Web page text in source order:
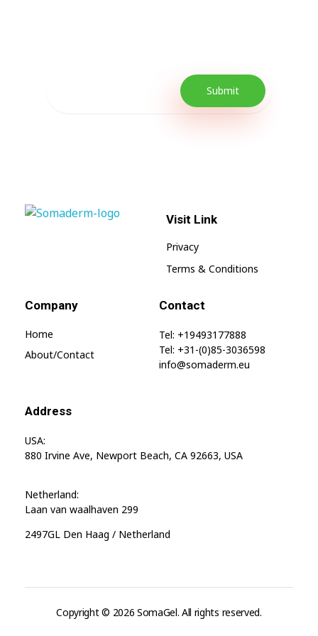
Visit Link
Privacy
Terms & Conditions
Company
Home
About/contact
Contact
Tel: +19493177888
Tel: +31-(0)85-3036598
info@somaderm.eu
Address
USA:
880 Irvine Ave, Newport Beach, CA 92663, USA
Netherland:
Laan van waalhaven 299
2497GL Den Haag / Netherland
Copyright © 2026 SomaGel. All rights reserved.